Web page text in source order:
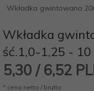
Wkładka gwintowana
Wkładka
ść.1,0-1,25 -
5,30 / 6,52
* cena netto / brutto